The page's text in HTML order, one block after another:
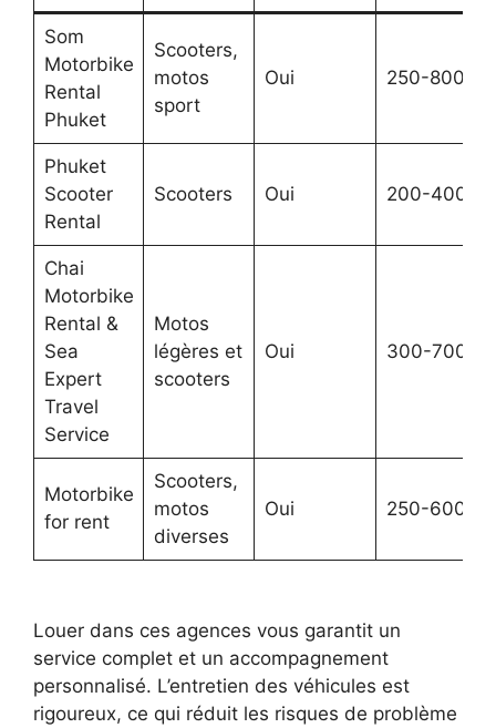
Som
Motorbike
Rental
Phuket
Scooters,
motos
sport
Oui 250-800
Phuket
Scooter
Rental
Scooters Oui 200-400
Chai
Motorbike
Rental &
Sea
Expert
Travel
Service
Motos
légères et
scooters
Oui 300-700
Motorbike
for rent
Scooters,
motos
diverses
Oui 250-600
Louer dans ces agences vous garantit un
service complet et un accompagnement
personnalisé. L’entretien des véhicules est
rigoureux, ce qui réduit les risques de problème